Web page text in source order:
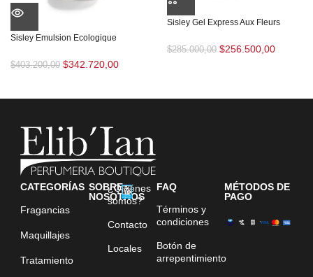
Sisley Emulsion Ecologique
$403.200,00 $342.720,00
Sisley Gel Express Aux Fleurs
$285.000,00 $256.500,00
CATEGORÍAS
Fragancias
Maquillajes
Tratamiento
SOBRE
NOSOTROS
¿Quiénes
somos?
Contacto
Locales
FAQ
Términos y
condiciones
Botón de
arrepentimiento
MÉTODOS DE
PAGO